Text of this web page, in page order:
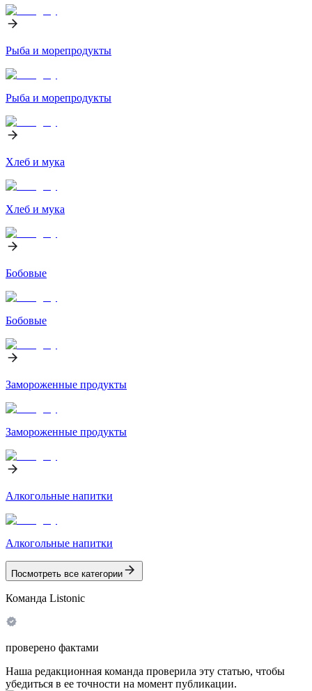
Рыба и морепродукты
Рыба и морепродукты
Хлеб и мука
Хлеб и мука
Бобовые
Бобовые
Замороженные продукты
Замороженные продукты
Алкогольные напитки
Алкогольные напитки
Посмотреть все категории
Команда Listonic
проверено фактами
Наша редакционная команда проверила эту статью, чтобы
убедиться в ее точности на момент публикации.